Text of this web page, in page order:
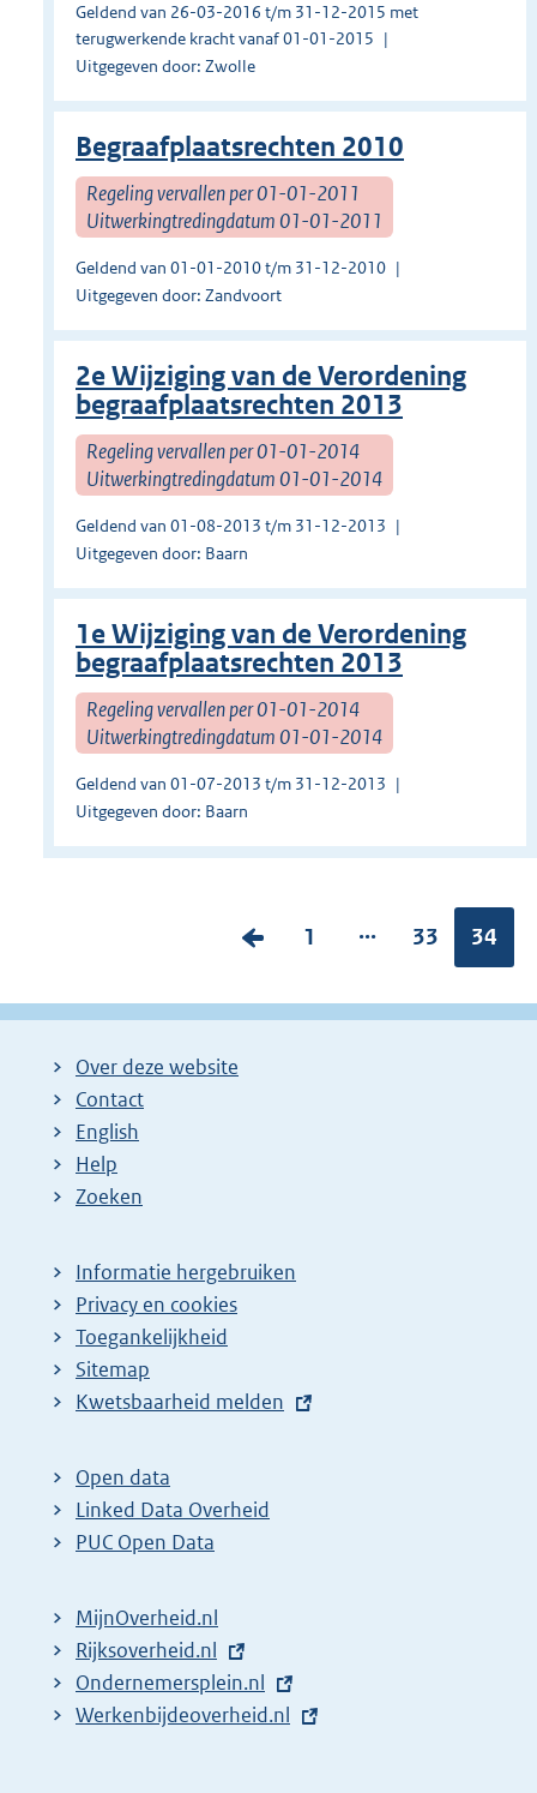
Geldend van 26-03-2016 t/m 31-12-2015 met
terugwerkende kracht vanaf 01-01-2015
Uitgegeven door: Zwolle
Begraafplaatsrechten 2010
Regeling vervallen per 01-01-2011
Uitwerkingtredingdatum 01-01-2011
Geldend van 01-01-2010 t/m 31-12-2010
Uitgegeven door: Zandvoort
2e Wijziging van de Verordening
begraafplaatsrechten 2013
Regeling vervallen per 01-01-2014
Uitwerkingtredingdatum 01-01-2014
Geldend van 01-08-2013 t/m 31-12-2013
Uitgegeven door: Baarn
1e Wijziging van de Verordening
begraafplaatsrechten 2013
Regeling vervallen per 01-01-2014
Uitwerkingtredingdatum 01-01-2014
Geldend van 01-07-2013 t/m 31-12-2013
Uitgegeven door: Baarn
V
r
o
r
t
a
P
g
1 ...
P
g
33 34
Over deze website
Contact
English
Help
Zoeken
Informatie hergebruiken
Privacy en cookies
Toegankelijkheid
Sitemap
E
t
e
r
l
i
n
k
Kwetsbaarheid melden
Open data
Linked Data Overheid
PUC Open Data
MijnOverheid.nl
E
x
t
Rijksoverheid.nl
E
x
Ondernemersplein.nl
E
Werkenbijdeoverheid.nl